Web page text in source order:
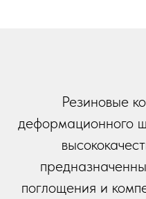
Резиновые
деформационного
поглощения и